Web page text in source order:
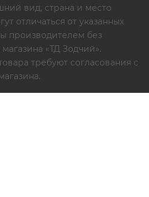
вид, страна и место
отличаться от указанных
производителем без
«ТД Зодчий».
требуют согласования с